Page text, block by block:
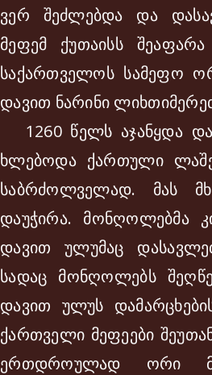
ვერ შეძლებდა და
მეფემ ქუთაისს
საქართველოს სამეფო
დავით ნარინი
1260 წელს აჯანყდა
ხლებოდა ქართული
საბრძოლველად. მას
დაუჭირა. მონღოლებმა
დავით ულუმაც
სადაც მონღოლებს
დავით ულუს
ქართველი მეფეები
ერთდროულად ორი